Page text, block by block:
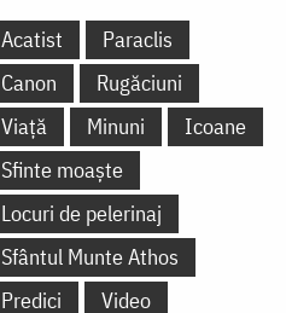
Acatist
Paraclis
Canon
Rugăciuni
Viață
Minuni
Icoane
Sfinte moaște
Locuri de pelerinaj
Sfântul Munte Athos
Predici
Video